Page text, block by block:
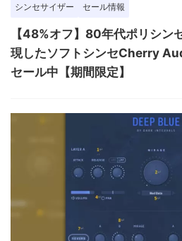
シンセサイザー セール情報
【48%オフ】80年代ポリシ
現したソフトシンセCherry
セール中【期間限定】